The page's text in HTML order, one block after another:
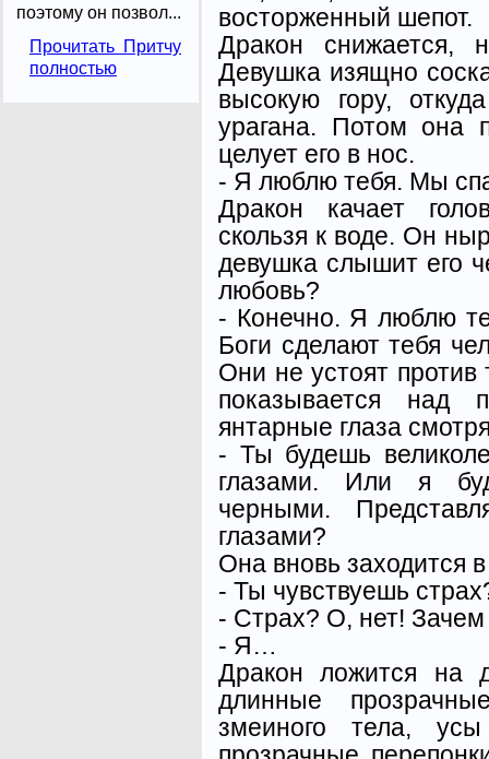
поэтому он позвол...
Прочитать Притчу
полностью
восторженный шепот.
Дракон снижается,
Девушка изящно
высокую гору,
урагана. Потом она
целует его в нос.
- Я люблю тебя. Мы
Дракон качает
скользя к воде. Он
девушка слышит его
любовь?
- Конечно. Я люблю
Боги сделают тебя
Они не устоят против
показывается над
янтарные глаза
- Ты будешь
глазами. Или я
черными.
глазами?
Она вновь заходится
- Ты чувствуешь
- Страх? О, нет!
- Я…
Дракон ложится на
длинные
змеиного тела,